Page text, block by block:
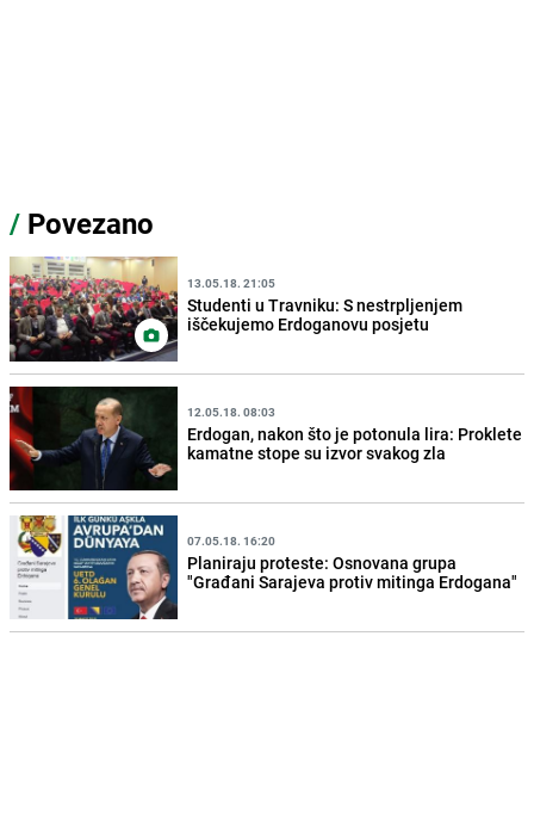
/ Povezano
13.05.18. 21:05
Studenti u Travniku: S nestrpljenjem
iščekujemo Erdoganovu posjetu
12.05.18. 08:03
Erdogan, nakon što je potonula lira: Proklete
kamatne stope su izvor svakog zla
07.05.18. 16:20
Planiraju proteste: Osnovana grupa
"Građani Sarajeva protiv mitinga Erdogana"